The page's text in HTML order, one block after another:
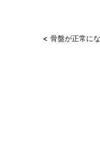
< 骨盤が正常に